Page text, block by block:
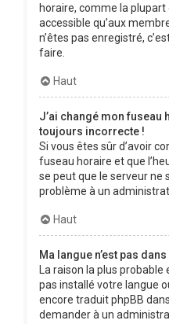
horaire, comme la plupart
accessible qu’aux
n’êtes pas enregistré,
faire.
Haut
J’ai changé mon fuseau
toujours incorrecte !
Si vous êtes sûr d’avoir
fuseau horaire et que
se peut que le serveur ne
problème à un
Haut
Ma langue n’est pas
La raison la plus
pas installé votre langue
encore traduit phpBB
demander à un